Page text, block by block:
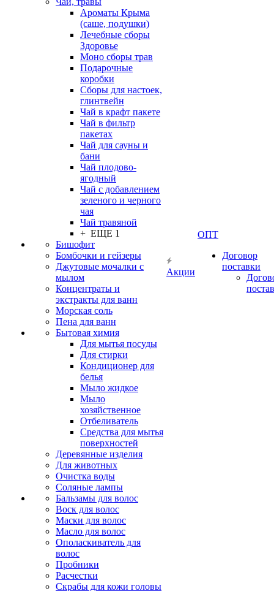
Ароматы Крыма
(саше, подушки)
Лечебные сборы
Здоровье
Моно сборы трав
Подарочные
коробки
Сборы для настоек,
глинтвейн
Чай в крафт пакете
Чай в фильтр
пакетах
Чай для сауны и
бани
Чай плодово-
ягодный
Чай с добавлением
зеленого и черного
чая
Чай травяной
+ ЕЩЕ 1
Бишофит
Бомбочки и гейзеры
Джутовые мочалки с
мылом
Концентраты и
экстракты для ванн
Морская соль
Пена для ванн
Бытовая химия
Для мытья посуды
Для стирки
Кондиционер для
белья
Мыло жидкое
Мыло
хозяйственное
Отбеливатель
Средства для мытья
поверхностей
Деревянные изделия
Для животных
Очистка воды
Соляные лампы
Бальзамы для волос
Воск для волос
Маски для волос
Масло для волос
Ополаскиватель для
волос
Пробники
Расчестки
Скрабы для кожи головы
Акции
ОПТ
Договор
поставки